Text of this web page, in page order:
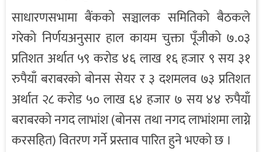
साधारणसभामा बैंकको सञ्चालक समितिको बैठकले
गरेको निर्णयअनुसार हाल कायम चुक्ता पूँजीको ७.०३
प्रतिशत अर्थात ५९ करोड ४६ लाख १६ हजार ९ सय ३१
रुपैयाँ बराबरको बोनस सेयर र ३ दशमलव ७३ प्रतिशत
अर्थात २८ करोड ५० लाख ६४ हजार ७ सय ४४ रुपैयाँ
बराबरको नगद लाभांश (बोनस तथा नगद लाभांशमा लाग्ने
करसहित) वितरण गर्ने प्रस्ताव पारित हुने भएको छ ।